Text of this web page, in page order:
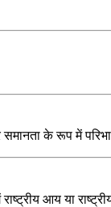
के रूप में
आय या